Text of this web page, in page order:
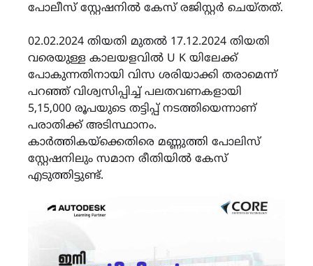
പോലീസ് സ്റ്റേഷനിൽ കേസ് രജിസ്റ്റർ ചെയ്തത്.
02.02.2024 തിയതി മുതൽ 17.12.2024 തിയതി
വരെയുള്ള കാലയളവിൽ U K യിലേക്ക്
പോകുന്നതിനായി വിസ ശരിയാക്കി തരാമെന്ന്
പറഞ്ഞ് വിശ്വസിപ്പിച്ച് പലതവണകളായി
5,15,000 രൂപയുടെ തട്ടിപ്പ് നടത്തിയെന്നാണ്
പരാതിക്ക് അടിസ്ഥാനം.
കാർത്തികയ്ക്കെതിരെ മണ്ണുത്തി പോലിസ്
സ്റ്റേഷനിലും സമാന രീതിയിൽ കേസ്
എടുത്തിട്ടുണ്ട്.